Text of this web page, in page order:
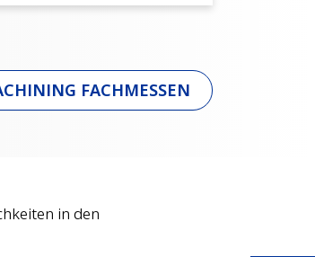
FACHMESSEN
in den